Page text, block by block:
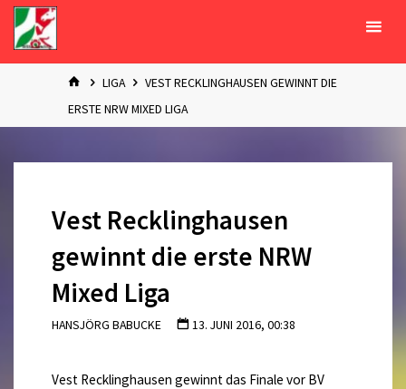
Zum
Inhalt
springen
START
LIGA
VEST RECKLINGHAUSEN GEWINNT DIE
ERSTE NRW MIXED LIGA
Vest Recklinghausen
gewinnt die erste NRW
Mixed Liga
HANSJÖRG BABUCKE 13. JUNI 2016, 00:38
Vest Recklinghausen gewinnt das Finale vor BV